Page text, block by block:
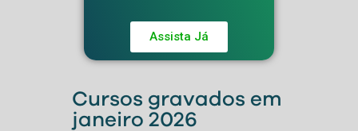
Assista Já
Cursos gravados em
janeiro 2026